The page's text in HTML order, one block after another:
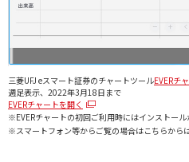
三菱UFJ eスマート証券のチャートツールEVERチ
週足表示、2022年3月18日まで
EVERチャートを開く
※EVERチャートの初回ご利用時にはインストール
※スマートフォン等からご覧の場合はこちらから